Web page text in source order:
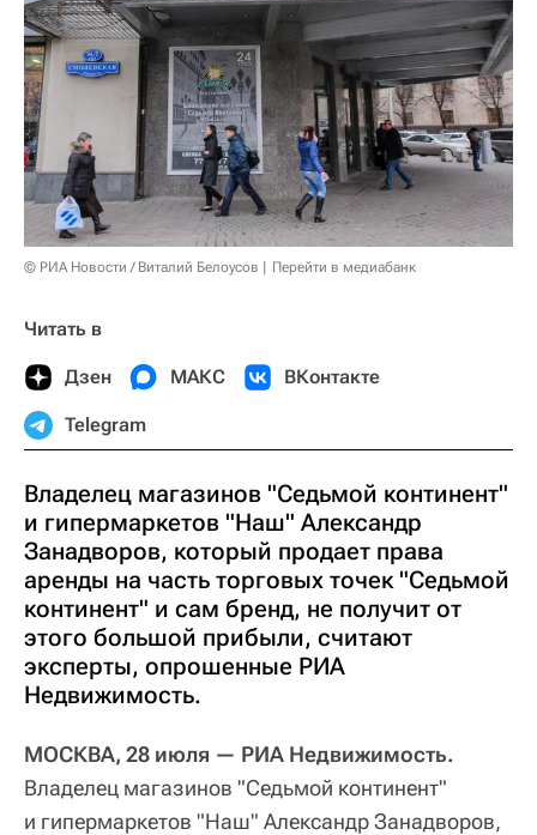
© РИА Новости / Виталий Белоусов Перейти в медиабанк
Читать в
Дзен МАКС ВКонтакте
Telegram
Владелец магазинов "Седьмой континент"
и гипермаркетов "Наш" Александр
Занадворов, который продает права
аренды на часть торговых точек "Седьмой
континент" и сам бренд, не получит от
этого большой прибыли, считают
эксперты, опрошенные РИА
Недвижимость.
МОСКВА, 28 июля — РИА Недвижимость.
Владелец магазинов "Седьмой континент"
и гипермаркетов "Наш" Александр Занадворов,